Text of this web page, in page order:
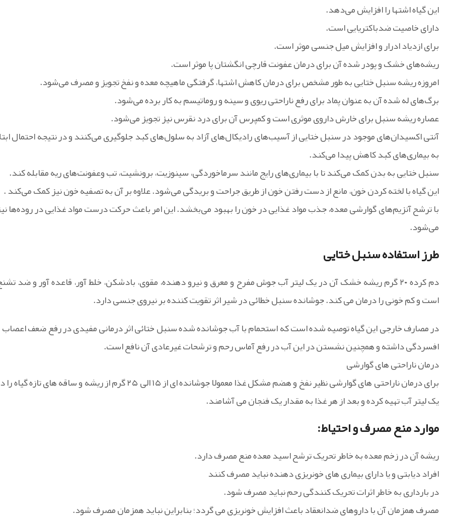
این گیاه اشتها را افزایش می‌دهد.
دارای خاصیت ضدباکتریایی است.
برای ازدیاد ادرار و افزایش میل جنسی موثر است.
ریشه‌های خشک و پودر شده آن برای درمان عفونت قارچی انگشتان پا موثر است.
امروزه ریشه سنبل ختایی به طور مشخص برای درمان کاهش اشتها،‌ گرفتگی ماهیچه معده و نفخ تجویز و مصرف می‌شود.
برگ‌های له شده آن به عنوان پماد برای رفع ناراحتی ریوی و سینه و روماتیسم به کار برده می‌شود.
عصاره ریشه سنبل برای خارش داروی موثری است و کمپرس آن برای درد نقرس نیز تجویز می‌شود.
آنتی اکسیدان‌های موجود در سنبل ختایی از آسیب‌های رادیکال‌های آزاد به سلول‌های کبد جلوگیری می‌کنند و در نتیجه احتمال
به بیماری‌های کبد کاهش پیدا می‌کند.
سنبل ختایی به بدن کمک می‌کند تا با بیماری‌های رایج مانند سرماخوردگی، سینوزیت، برونشیت، تب وعفونت‌های ریه مقابله کند.
این گیاه با لخته کردن خون، مانع از دست رفتن خون از طریق جراحت و بریدگی می‌شود. علاوه بر آن به تصفیه خون نیز کمک می‌کند .
با ترشح آنزیم‌های گوارشی معده، جذب مواد غذایی در خون را بهبود می‌بخشد. این امر باعث حرکت درست مواد غذایی در روده‌ها
می‌شود.
طرز استفاده سنبل ختایی
دم کرده ۲۰ گرم ریشه خشک آن در یک لیتر آب جوش مفرح و معرق و نیرو دهنده، مقوی، بادشکن، خلط آور، قاعده آور و ضد
است و کم خونی را درمان می کند. جوشانده سنبل خطائی در شیر اثر تقویت کننده بر نیروی جنسی دارد.
در مصارف خارجی این گیاه توصیه شده است که استحمام با آب جوشانده شده سنبل ختائی اثر درمانی مفیدی در رفع ضعف
افسردگی داشته و همچنین نشستن در این آب در رفع آماس رحم و ترشحات غیرعادی آن نافع است.
درمان ناراحتی های گوارشی
برای درمان ناراحتی های گوارشی نظیر نفخ و هضم مشکل غذا معمولا جوشانده ای از ۱۵ الی ۲۵ گرم از ریشه و ساقه های تازه
یک لیتر آب تهیه کرده و بعد از هر غذا به مقدار یک فنجان می آشامند.
موارد منع مصرف و احتیاط:
ریشه آن در زخم معده به خاطر تحریک ترشح اسید معده منع مصرف دارد.
افراد دیابتی و یا دارای بیماری های خونریزی دهنده نباید مصرف کنند
در بارداری به خاطر اثرات تحریک کنندگی رحم نباید مصرف شود.
مصرف همزمان آن با داروهای ضدانعقاد باعث افزایش خونریزی می گردد؛ بنابراین نباید همزمان مصرف شود.